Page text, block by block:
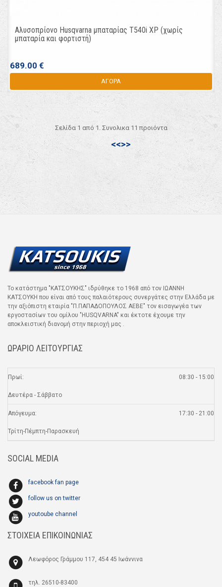
Αλυσοπρίονο Husqvarna μπαταρίας T540i XP (χωρίς
μπαταρία και φορτιστή)
689.00 €
ΑΓΟΡΑ
Σελίδα 1 από 1. Συνολικα 11 προιόντα
<<>>
Το κατάστημα "ΚΑΤΣΟΥΚΗΣ" ιδρύθηκε το 1968 από τον ΙΩΑΝΝΗ
ΚΑΤΣΟΥΚΗ που είναι από τους παλαιότερους συνεργάτες στην Ελλάδα με
την αξιόπιστη εταιρία "Π.ΠΑΠΑΔΟΠΟΥΛΟΣ ΑΕΒΕ" τον εισαγωγέα των
εργοστασίων του ομίλου "HUSQVARNA" και έκτοτε έχουμε την
αποκλειστική διανομή στην περιοχή μας .
ΩΡΑΡΙΟ ΛΕΙΤΟΥΡΓΙΑΣ
Πρωί:
Δευτέρα - Σάββατο
08:30 - 15:00
Απόγευμα:
Τρίτη-Πέμπτη-Παρασκευή
17:30 - 21:00
SOCIAL MEDIA
facebook fan page
follow us on twitter
youtoube channel
ΣΤΟΙΧΕΙΑ ΕΠΙΚΟΙΝΩΝΙΑΣ
Λεωφόρος Γράμμου 117, 454 45 Ιωάννινα
τηλ. 26510-83400